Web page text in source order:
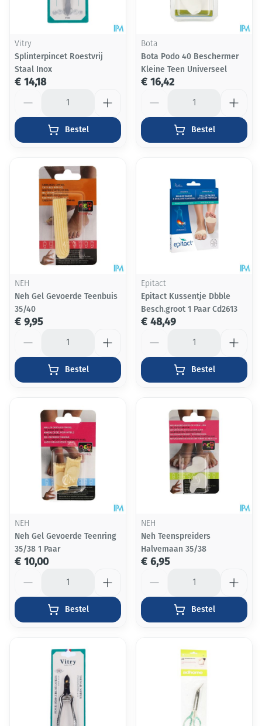
Vitry
Splinterpincet Roestvrij
Staal Inox
€ 14,18
Bestel
Bota
Bota Podo 40 Beschermer
Kleine Teen Universeel
€ 16,42
Bestel
NEH
Neh Gel Gevoerde Teenbuis
35/40
€ 9,95
Bestel
Epitact
Epitact Kussentje Dbble
Besch.groot 1 Paar Cd2613
€ 48,49
Bestel
NEH
Neh Gel Gevoerde Teenring
35/38 1 Paar
€ 10,00
Bestel
NEH
Neh Teenspreiders
Halvemaan 35/38
€ 6,95
Bestel